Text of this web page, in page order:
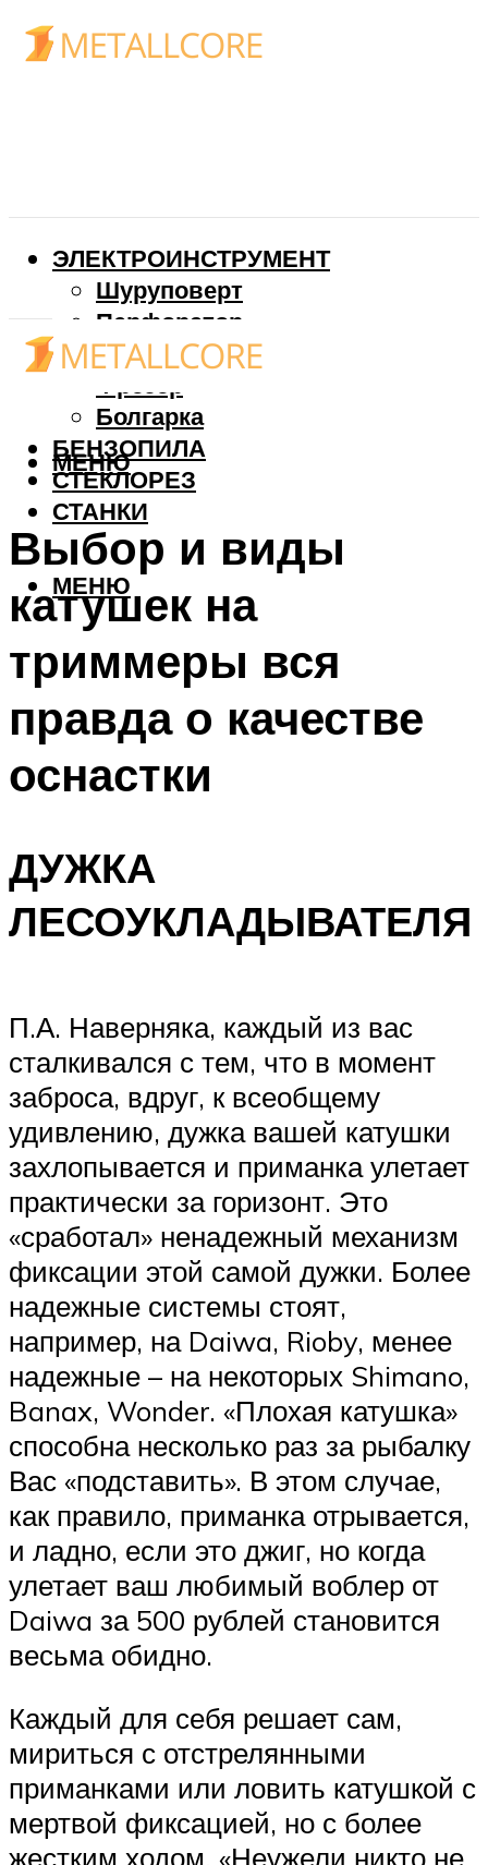
ЭЛЕКТРОИНСТРУМЕНТ
Шуруповерт
Перфоратор
Дрель
Фрезер
Болгарка
БЕНЗОПИЛА
СТЕКЛОРЕЗ
СТАНКИ
МЕНЮ
МЕНЮ
Выбор и виды
катушек на
триммеры вся
правда о качестве
оснастки
ДУЖКА
ЛЕСОУКЛАДЫВАТЕЛЯ
П.А. Наверняка, каждый из вас
сталкивался с тем, что в момент
заброса, вдруг, к всеобщему
удивлению, дужка вашей катушки
захлопывается и приманка улетает
практически за горизонт. Это
«сработал» ненадежный механизм
фиксации этой самой дужки. Более
надежные системы стоят,
например, на Daiwa, Rioby, менее
надежные – на некоторых Shimano,
Banax, Wonder. «Плохая катушка»
способна несколько раз за рыбалку
Вас «подставить». В этом случае,
как правило, приманка отрывается,
и ладно, если это джиг, но когда
улетает ваш любимый воблер от
Daiwa за 500 рублей становится
весьма обидно.
Каждый для себя решает сам,
мириться с отстрелянными
приманками или ловить катушкой с
мертвой фиксацией, но с более
жестким ходом. «Неужели никто не